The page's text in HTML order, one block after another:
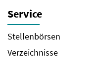
Service
Stellenbörsen
Verzeichnisse